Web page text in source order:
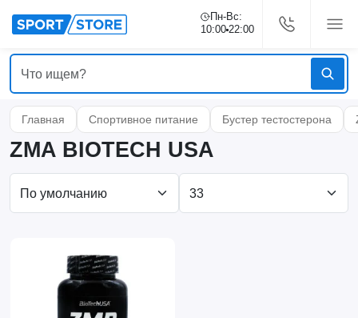
Пн-Вс:
10:00 22:00
Главная Спортивное питание Бустер тестостерона
ZMA BIOTECH USA